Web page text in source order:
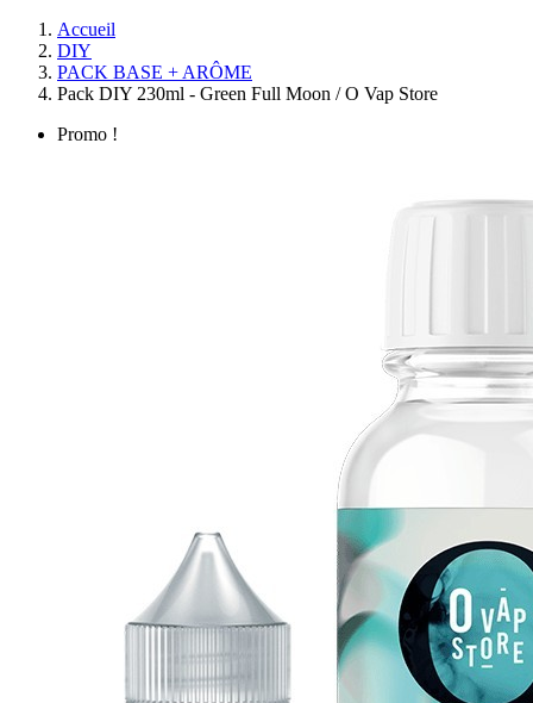
Accueil
DIY
PACK BASE + ARÔME
Pack DIY 230ml - Green Full Moon / O Vap Store
Promo !